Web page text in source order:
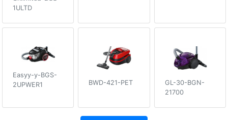
1ULTD
Easyy-y-BGS-
2UPWER1
BWD-421-PET
GL-30-BGN-
21700